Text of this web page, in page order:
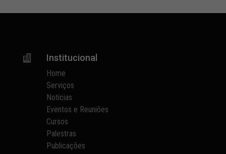
 Institucional
Home
Serviços
Notícias
Eventos e Reuniões
Cursos
Palestras
Publicações